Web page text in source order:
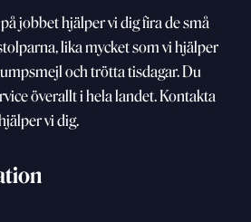
jobbet hjälper vi dig fira de små
lika mycket som vihjälper
och tröttatisdagar. Du
överallt i hela landet. Kontakta
vi dig.